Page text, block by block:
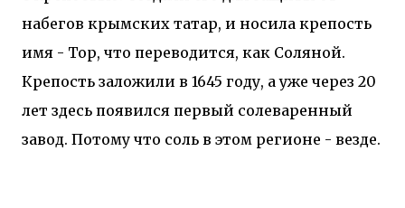
набегов крымских татар, и носила крепость
имя - Тор, что переводится, как Соляной.
Крепость заложили в 1645 году, а уже через 20
лет здесь появился первый солеваренный
завод. Потому что соль в этом регионе - везде.